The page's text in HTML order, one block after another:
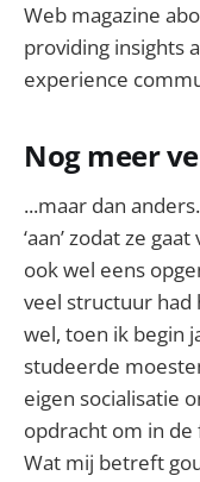
Web magazine
providing insights
experience
Nog meer
...maar dan
‘aan’ zodat ze
ook wel eens
veel structuur had
wel, toen ik begin
studeerde
eigen socialisatie
opdracht om in
Wat mij betreft